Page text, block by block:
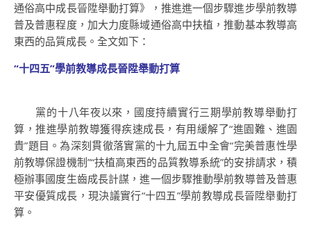
通俗高中成長晉陞舉動打算》，推進進一個步驟進步學前教導
普及普惠程度，加大力度縣域通俗高中扶植，推動基本教導高
東西的品質成長。全文如下：
“十四五”學前教導成長晉陞舉動打算
黨的十八年夜以來，國度持續實行三期學前教導舉動打
算，推進學前教導獲得疾速成長，有用緩解了“進園難、進園
貴”題目。為深刻貫徹落實黨的十九屆五中全會“完美普惠性學
前教導保證機制”“扶植高東西的品質教導系統”的安排請求，積
極辦事國度生齒成長計謀，進一個步驟推動學前教導普及普惠
平安優質成長，現決議實行“十四五”學前教導成長晉陞舉動打
算。